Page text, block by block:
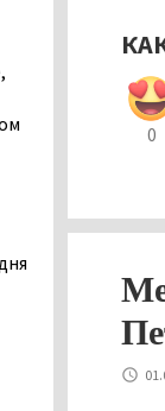
0